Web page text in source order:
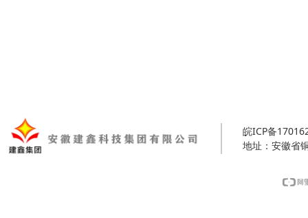
皖ICP备
地址：安徽省